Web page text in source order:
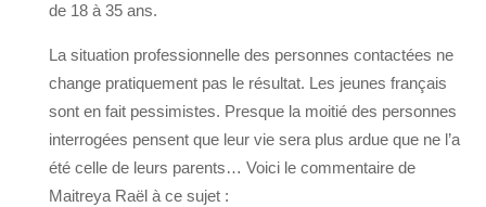
de 18 à 35 ans.
La situation professionnelle des personnes contactées ne
change pratiquement pas le résultat. Les jeunes français
sont en fait pessimistes. Presque la moitié des personnes
interrogées pensent que leur vie sera plus ardue que ne l’a
été celle de leurs parents… Voici le commentaire de
Maitreya Raël à ce sujet :